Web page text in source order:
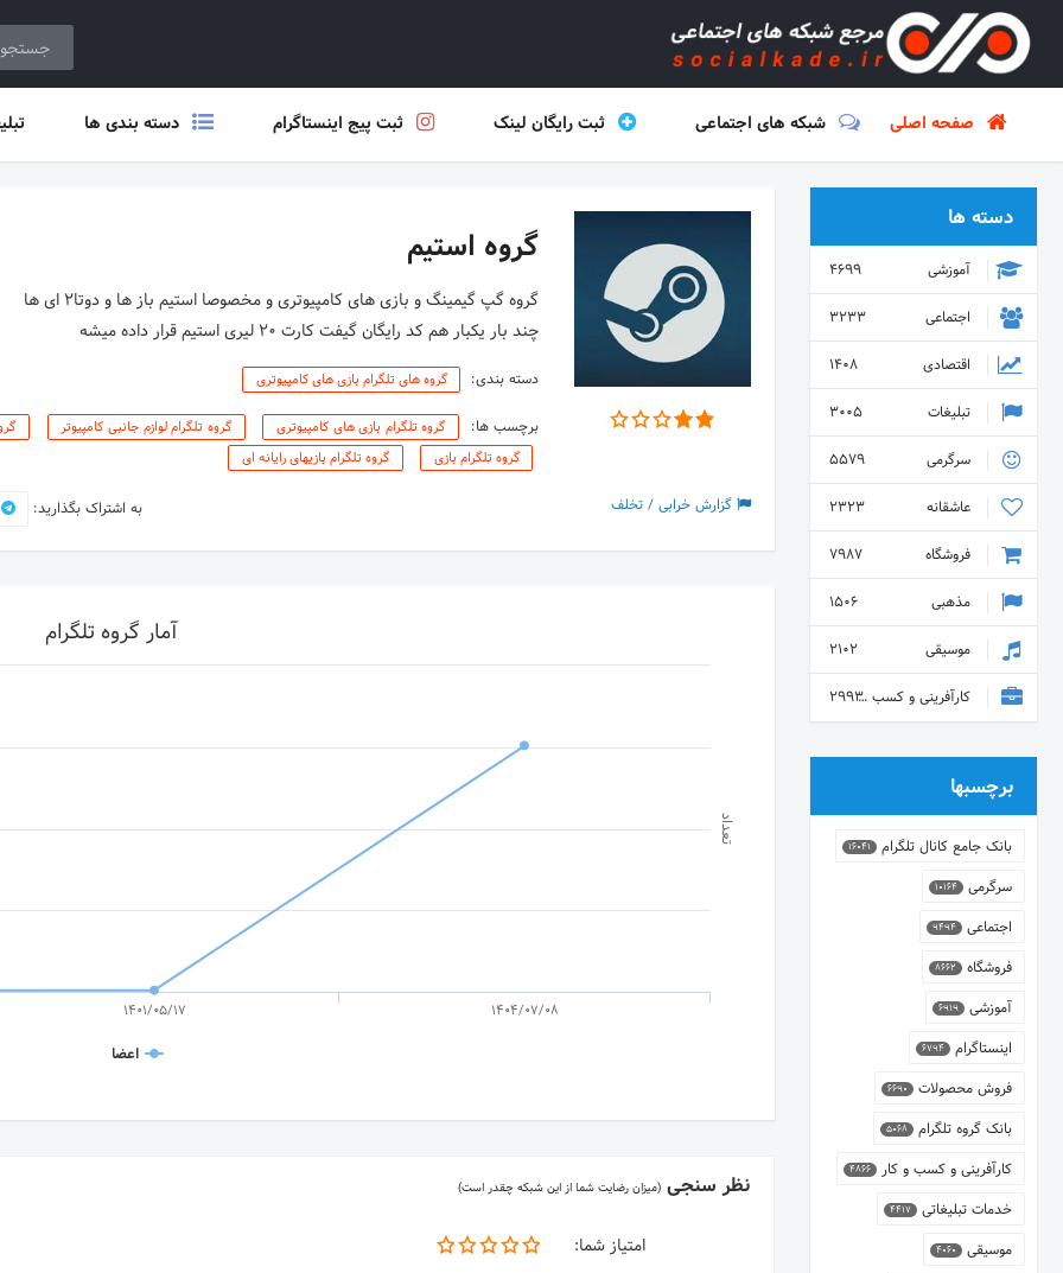
صفحه اصلی شبکه های اجتماعی ثبت رایگان لینک ثبت پیج اینستاگرام دسته بندی ها
گروه استیم
چند بار یکبار هم کد رایگان گیفت کارت 20 لیری استیم قرار داده میشه
دسته بندی: گروه های تلگرام بازی های کامپیوتری
برچسب ها: گروه تلگرام بازی های کامپیوتری گروه تلگرام لوازم جانبی کامپیوتر
گروه تلگرام بازی
گروه تلگرام بازیهای رایانه ای
به اشتراک بگذارید: گزارش خرابی / تخلف
تعداد
آمار گروه تلگرام
اعضا
1401/05/17 1404/07/08
نظر سنجی(میزان رضایت شما از این شبکه چقدر است)
امتیاز شما:
دسته ها
آموزشی
4699
اجتماعی
3233
اقتصادی
1408
تبلیغات
3005
سرگرمی
5579
عاشقانه
2323
فروشگاه
7987
مذهبی
1506
موسیقی
2102
کارآفرینی و کسب و کار 2993
برچسبها
بانک جامع کانال تلگرام 16041
سرگرمی 10164
اجتماعی 9494
فروشگاه 8662
آموزشی 6919
اینستاگرام 6794
فروش محصولات 6690
بانک گروه تلگرام 5068
کارآفرینی و کسب و کار 4866
خدمات تبلیغاتی 4417
موسیقی 4060